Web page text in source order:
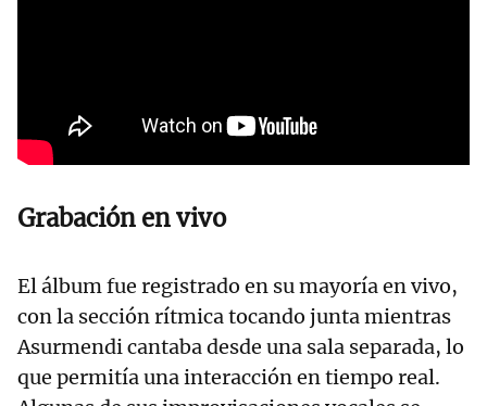
Grabación en vivo
El álbum fue registrado en su mayoría en vivo,
con la sección rítmica tocando junta mientras
Asurmendi cantaba desde una sala separada, lo
que permitía una interacción en tiempo real.